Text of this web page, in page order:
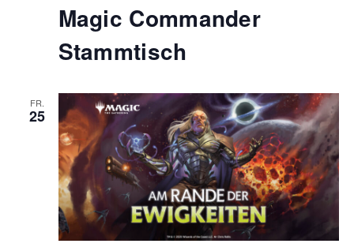
Magic Commander
Stammtisch
FR.
25